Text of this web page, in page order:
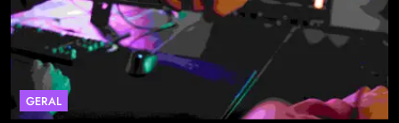
GERAL